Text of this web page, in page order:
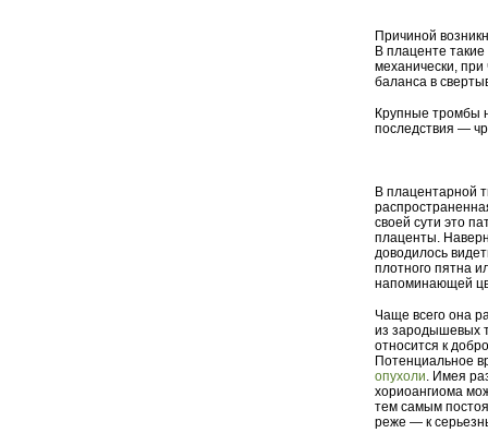
Причиной
В плаценте
механически,
баланса в
Крупные тромбы
последствия —
В плацентарной
своей сути это
плаценты.
доводилось
плотного пятна
напоминающей
Чаще всего она
из зародышевых
относится к
Потенциальное
опухоли. Имея
хориоангиома
тем самым
реже — к